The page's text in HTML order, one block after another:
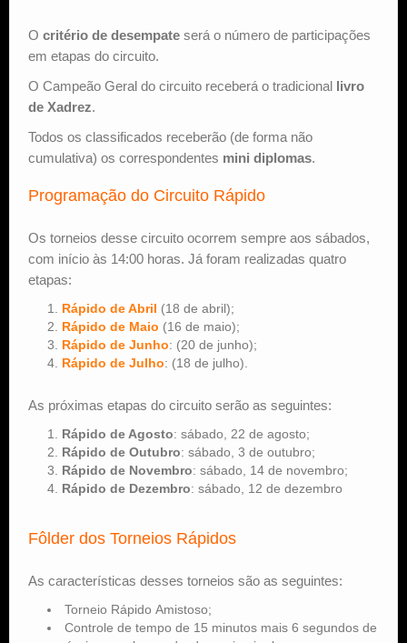
O critério de desempate será o número de participações
em etapas do circuito.
O Campeão Geral do circuito receberá o tradicional livro
de Xadrez.
Todos os classificados receberão (de forma não
cumulativa) os correspondentes mini diplomas.
Programação do Circuito Rápido
Os torneios desse circuito ocorrem sempre aos sábados,
com início às 14:00 horas. Já foram realizadas quatro
etapas:
Rápido de Abril (18 de abril);
Rápido de Maio (16 de maio);
Rápido de Junho: (20 de junho);
Rápido de Julho: (18 de julho).
As próximas etapas do circuito serão as seguintes:
Rápido de Agosto: sábado, 22 de agosto;
Rápido de Outubro: sábado, 3 de outubro;
Rápido de Novembro: sábado, 14 de novembro;
Rápido de Dezembro: sábado, 12 de dezembro
Fôlder dos Torneios Rápidos
As características desses torneios são as seguintes:
Torneio Rápido Amistoso;
Controle de tempo de 15 minutos mais 6 segundos de